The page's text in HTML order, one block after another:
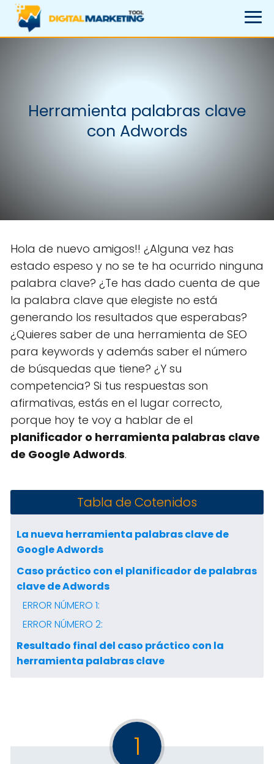
Herramienta palabras clave
con Adwords
Hola de nuevo amigos!! ¿Alguna vez has
estado espeso y no se te ha ocurrido ninguna
palabra clave? ¿Te has dado cuenta de que
la palabra clave que elegiste no está
generando los resultados que esperabas?
¿Quieres saber de una herramienta de SEO
para keywords y además saber el número
de búsquedas que tiene? ¿Y su
competencia? Si tus respuestas son
afirmativas, estás en el lugar correcto,
porque hoy te voy a hablar de el
planificador o herramienta palabras clave
de Google Adwords.
Tabla de Cotenidos
La nueva herramienta palabras clave de
Google Adwords
Caso práctico con el planificador de palabras
clave de Adwords
ERROR NÚMERO 1:
ERROR NÚMERO 2:
Resultado final del caso práctico con la
herramienta palabras clave
1